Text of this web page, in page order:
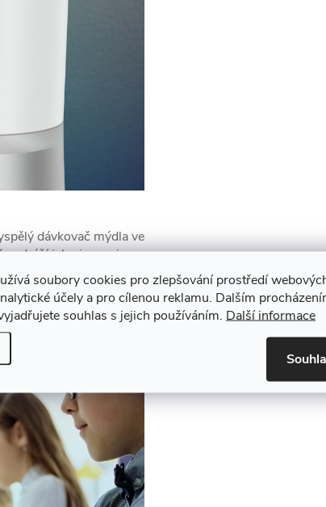
soubory cookies pro zlepšování prostředí
účely a pro cílenou reklamu. Dalším
souhlas s jejich používáním. Další informace
dávkovač mýdla ve
odráží jeho inovaci a
z odolného bílého
průhledného plastu.
podsvíceno bílou
nebo kuchyně.